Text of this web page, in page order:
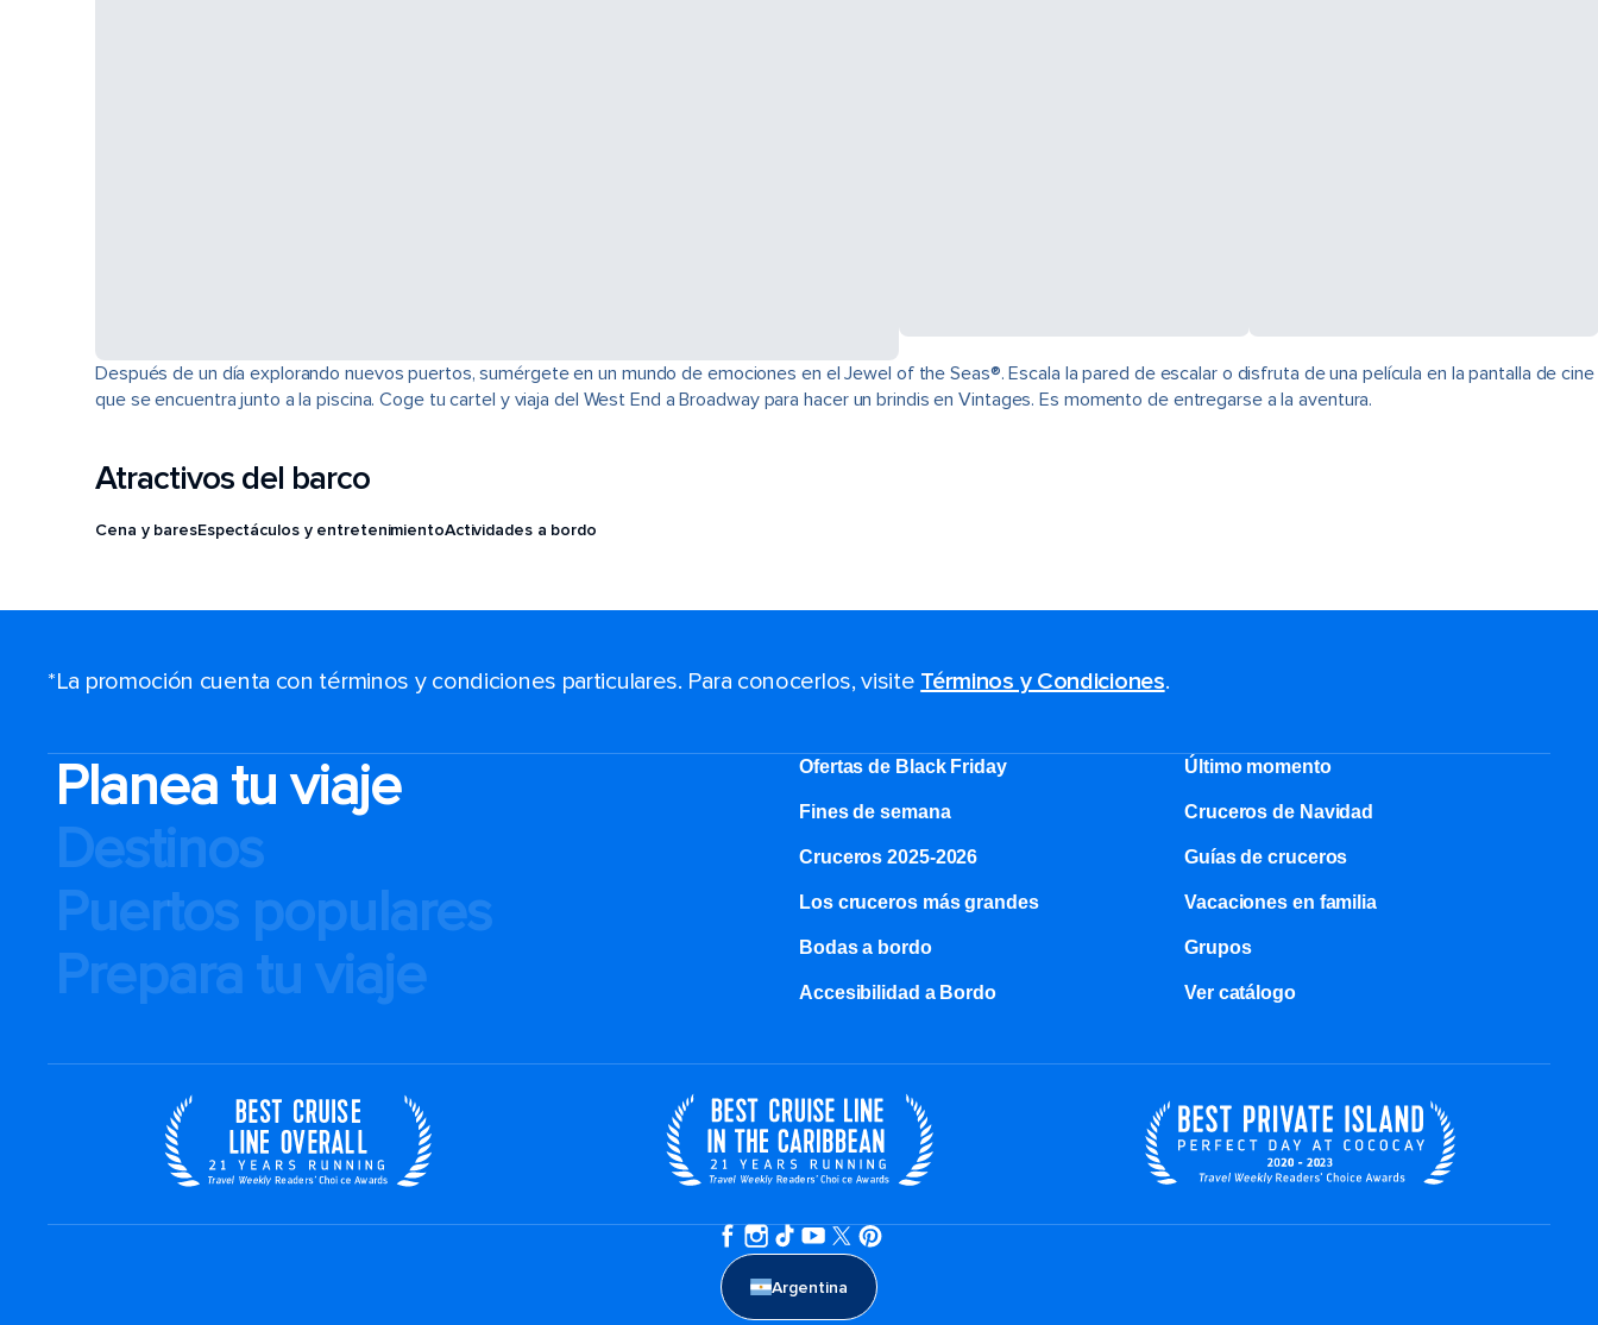
Después de un día explorando nuevos puertos, sumérgete en un mundo de emociones en el Jewel of the Seas®. Escala la pared de escalar o disfruta de una película en la pantalla de cine
que se encuentra junto a la piscina. Coge tu cartel y viaja del West End a Broadway para hacer un brindis en Vintages. Es momento de entregarse a la aventura.
Atractivos del barco
Cena y baresEspectáculos y entretenimientoActividades a bordo
*La promoción cuenta con términos y condiciones particulares. Para conocerlos, visite Términos y Condiciones.
Planea tu viaje
Destinos
Puertos populares
Prepara tu viaje
Ofertas de Black Friday Último momento
Fines de semana Cruceros de Navidad
Cruceros 2025-2026 Guías de cruceros
Los cruceros más grandes Vacaciones en familia
Bodas a bordo Grupos
Accesibilidad a Bordo Ver catálogo
Argentina